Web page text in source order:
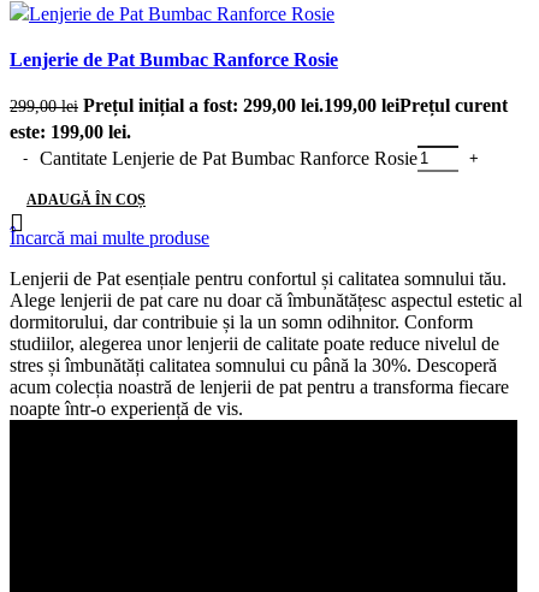
Lenjerie de Pat Bumbac Ranforce Rosie
299,00lei Prețul inițial a fost: 299,00 lei.199,00 leiPrețul curent
este: 199,00 lei.
Cantitate Lenjerie de Pat Bumbac Ranforce Rosie
ADAUGĂ ÎN COȘ
Încarcă mai multe produse
Lenjerii de Pat esențiale pentru confortul și calitatea somnului tău.
Alege lenjerii de pat care nu doar că îmbunătățesc aspectul estetic al
dormitorului, dar contribuie și la un somn odihnitor. Conform
studiilor, alegerea unor lenjerii de calitate poate reduce nivelul de
stres și îmbunătăți calitatea somnului cu până la 30%. Descoperă
acum colecția noastră de lenjerii de pat pentru a transforma fiecare
noapte într-o experiență de vis.